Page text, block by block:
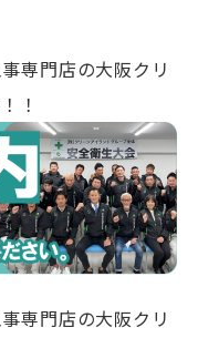
専門店の大阪クリ
！
専門店の大阪クリ